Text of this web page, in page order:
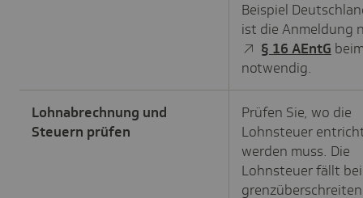
Beispiel
ist die Anmeldung
§ 16 AEntG
notwendig.
Lohnabrechnung und
Steuern prüfen
Prüfen Sie, wo die
Lohnsteuer
werden muss. Die
Lohnsteuer fällt bei